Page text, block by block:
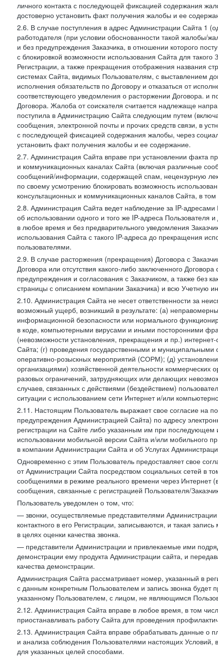
личного контакта с последующей фиксацией содержания
достоверно установить факт получения жалобы и ее
2.6. В случае поступления в адрес Администрации Сайта 1
работодателя (при условии обоснованности такой
и без предупреждения Заказчика, в отношении которого
с блокировкой возможности использования Сайта для
Регистрации, а также прекращения отображения названия
системах Сайта, видимых Пользователям, с выставлением
исполнения обязательств по Договору и отказаться от
соответствующего уведомления о расторжении Договора. и
Договора. Жалоба от соискателя считается надлежаще
поступила в Администрацию Сайта следующим путем
сообщения, электронной почты и прочих средств связи, в
с последующей фиксацией содержания жалобы, через
установить факт получения жалобы и ее содержание.
2.7. Администрация Сайта вправе при установлении факта
и коммуникационных каналах Сайта (включая различные
сообщений/информации, содержащей спам, нецензурную
по своему усмотрению блокировать возможность
консультационных и коммуникационных каналов Сайта, в
2.8. Администрация Сайта ведет наблюдение за IP-
об использовании одного и того же IP-адреса Пользователя
в любое время и без предварительного уведомления
использования Сайта с такого IP-адреса до прекращения
пользователями.
2.9. В случае расторжения (прекращения) Договора с
Договора или отсутствия какого-либо заключенного
предупреждения и согласования с Заказчиком, а также без
страницы с описанием компании Заказчика) и всю Учетную
2.10. Администрация Сайта не несет ответственности за
возможный ущерб, возникший в результате: (а)
информационной безопасности или нормального
в коде, компьютерными вирусами и иными посторонними
(невозможности установления, прекращения и пр.)
Сайта; (г) проведения государственными и
оперативно-розыскных мероприятий (СОРМ); (д)
организациями) хозяйственной деятельности коммерческих
разовых ограничений, затрудняющих или делающих
случаев, связанных с действиями (бездействием)
ситуации с использованием сети Интернет и/или
2.11. Настоящим Пользователь выражает свое согласие на
предупреждения Администрацией Сайта) по адресу
регистрации на Сайте либо указанным им при
использовании мобильной версии Сайта и/или мобильного
в компании Администрации Сайта и об Услугах
Одновременно с этим Пользователь предоставляет свое
от Администрации Сайта посредством социальных сетей в
сообщениями в режиме реального времени через Интернет
сообщения, связанные с регистрацией Пользователя/
Пользователь уведомлен о том, что:
— звонки, осуществляемые представителями
контактного в его Регистрации, записываются, и такая
в целях оценки качества звонка.
— представители Администрации и привлекаемые ими
демонстрации ему продукта Администрации сайта, и
качества демонстрации.
Администрация Сайта рассматривает номер, указанный в
с данным конкретным Пользователем и запись звонка будет
указанному Пользователем, с лицом, не являющимся
2.12. Администрация Сайта вправе в любое время, в том
приостанавливать работу Сайта для проведения
2.13. Администрация Сайта вправе обрабатывать данные о
и анализа соблюдения Пользователями настоящих
для указанных целей способами.